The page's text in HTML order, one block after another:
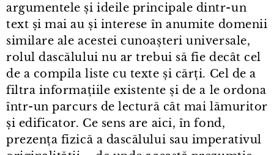
argumentele și ideile principale dintr⁠-⁠un
text și mai au și interese în anumite domenii
similare ale acestei cunoașteri universale,
rolul dascălului nu ar trebui să fie decât cel
de a compila liste cu texte și cărți. Cel de a
filtra informațiile existente și de a le ordona
într⁠-⁠un parcurs de lectură cât mai lămuritor
și edificator. Ce sens are aici, în fond,
prezența fizică a dascălului sau imperativul